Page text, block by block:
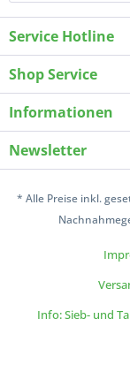
Service Hotline
Shop Service
Informationen
Newsletter
* Alle Preise inkl.
Info: Sieb- und